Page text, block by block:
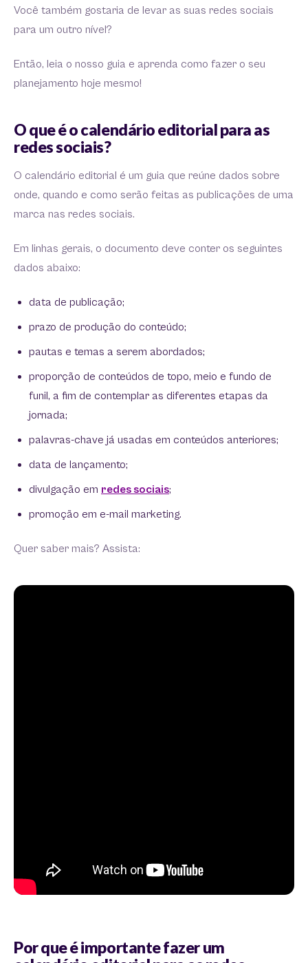
Você também gostaria de levar as suas redes sociais
para um outro nível?
Então, leia o nosso guia e aprenda como fazer o seu
planejamento hoje mesmo!
O que é o calendário editorial para as
redes sociais?
O calendário editorial é um guia que reúne dados sobre
onde, quando e como serão feitas as publicações de uma
marca nas redes sociais.
Em linhas gerais, o documento deve conter os seguintes
dados abaixo:
data de publicação;
prazo de produção do conteúdo;
pautas e temas a serem abordados;
proporção de conteúdos de topo, meio e fundo de
funil, a fim de contemplar as diferentes etapas da
jornada;
palavras-chave já usadas em conteúdos anteriores;
data de lançamento;
divulgação em redes sociais;
promoção em e-mail marketing.
Quer saber mais? Assista:
Por que é importante fazer um